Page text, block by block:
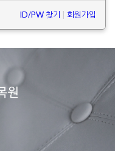
ID/PW 찾기 회원가입